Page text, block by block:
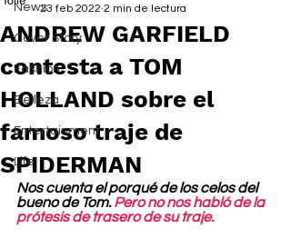
News
Cover Story
Fashion
Belleza
Entertainment
Life
ANDREW GARFIELD
contesta a TOM
HOLLAND sobre el
famoso traje de
SPIDERMAN
23 feb 2022 2 min de lectura
Nos cuenta el porqué de los celos del
bueno de Tom. Pero no nos habló de la
prótesis de trasero de su traje.